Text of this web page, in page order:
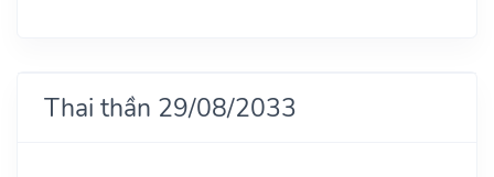
Thai thần 29/08/2033